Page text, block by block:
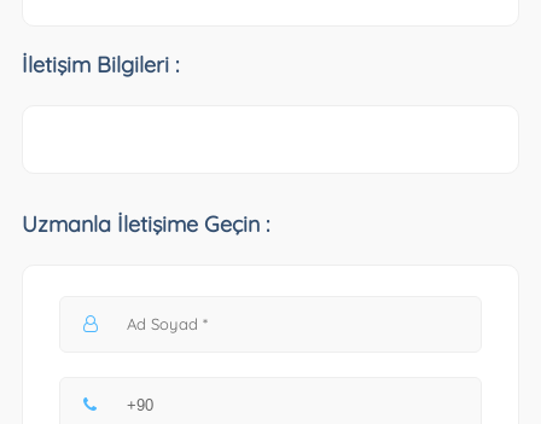
İletişim Bilgileri :
Uzmanla İletişime Geçin :